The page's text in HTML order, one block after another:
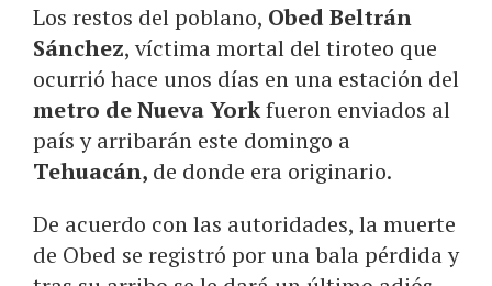
Los restos del poblano, Obed Beltrán
Sánchez, víctima mortal del tiroteo que
ocurrió hace unos días en una estación del
metro de Nueva Yorkfueron enviados al
país y arribarán este domingo a
Tehuacán, de donde era originario.
De acuerdo con las autoridades, la muerte
de Obed se registró por una bala pérdida y